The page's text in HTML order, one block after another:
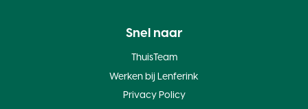
Snel naar
ThuisTeam
Werken bij Lenferink
Privacy Policy